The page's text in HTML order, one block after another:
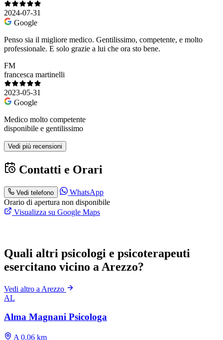
2024-07-31
Google
Penso sia il migliore medico. Gentilissimo, competente, e molto
professionale. E solo grazie a lui che ora sto bene.
FM
francesca martinelli
2023-05-31
Google
Medico molto competente
disponibile e gentilissimo
Vedi più recensioni
Contatti e Orari
Vedi telefono
WhatsApp
Orario di apertura non disponibile
Visualizza su Google Maps
Quali altri psicologi e psicoterapeuti
esercitano vicino a Arezzo?
Vedi altro a Arezzo
AL
Alma Magnani Psicologa
A 0.06 km